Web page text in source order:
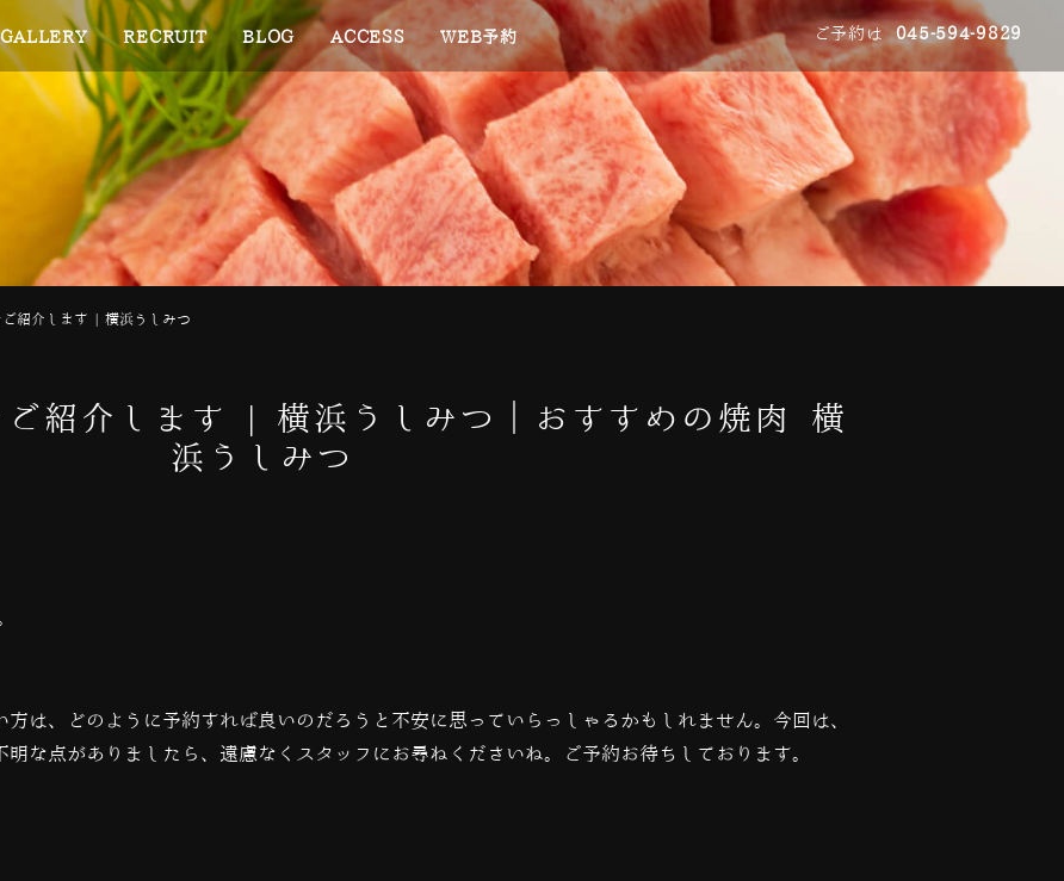
GALLERY RECRUIT BLOG ACCESS WEB予約 ご予約は 045-594-9829
紹介します | 横浜うしみつ
ご紹介します | 横浜うしみつ｜おすすめの焼肉 横
浜うしみつ
は、どのように予約すれば良いのだろうと不安に思っていらっしゃるかもしれません。今回は、
な点がありましたら、遠慮なくスタッフにお尋ねくださいね。ご予約お待ちしております。